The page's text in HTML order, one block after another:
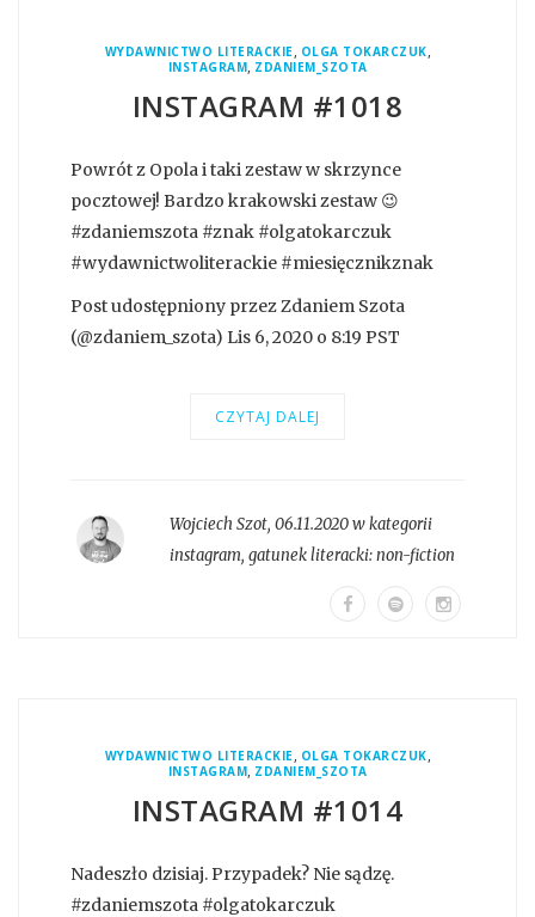
WYDAWNICTWO LITERACKIE, OLGA TOKARCZUK,
INSTAGRAM, ZDANIEM_SZOTA
INSTAGRAM #1018
Powrót z Opola i taki zestaw w skrzynce
pocztowej! Bardzo krakowski zestaw 😉
#zdaniemszota #znak #olgatokarczuk
#wydawnictwoliterackie #miesięcznikznak
Post udostępniony przez Zdaniem Szota
(@zdaniem_szota) Lis 6, 2020 o 8:19 PST
CZYTAJ DALEJ
Wojciech Szot, 06.11.2020 w kategorii
instagram, gatunek literacki:non-fiction
WYDAWNICTWO LITERACKIE, OLGA TOKARCZUK,
INSTAGRAM, ZDANIEM_SZOTA
INSTAGRAM #1014
Nadeszło dzisiaj. Przypadek? Nie sądzę.
#zdaniemszota #olgatokarczuk